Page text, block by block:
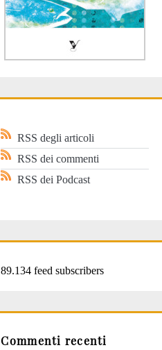
RSS degli articoli
RSS dei commenti
RSS dei Podcast
89.134 feed subscribers
Commenti recenti